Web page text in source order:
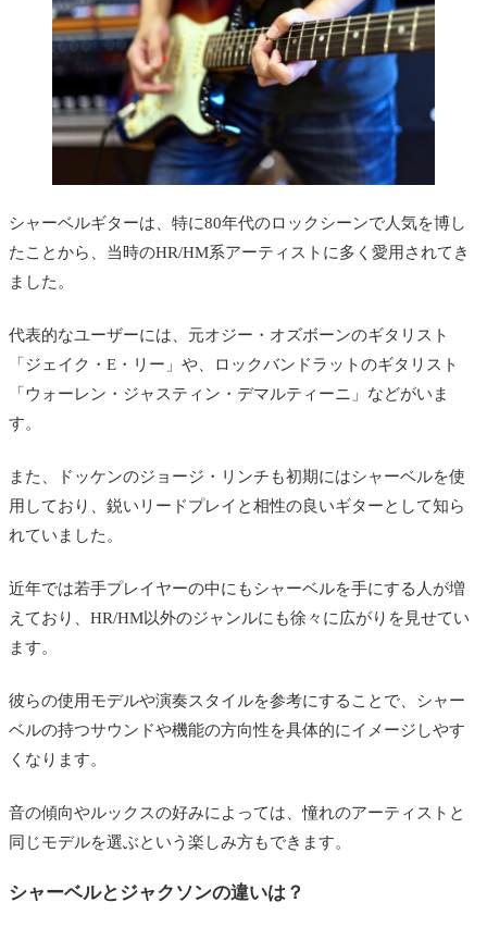
シャーベルギターは、特に80年代のロックシーンで人気を博し
たことから、当時のHR/HM系アーティストに多く愛用されてき
ました。
代表的なユーザーには、元オジー・オズボーンのギタリスト
「ジェイク・E・リー」や、ロックバンドラットのギタリスト
「ウォーレン・ジャスティン・デマルティーニ」などがいま
す。
また、ドッケンのジョージ・リンチも初期にはシャーベルを使
用しており、鋭いリードプレイと相性の良いギターとして知ら
れていました。
近年では若手プレイヤーの中にもシャーベルを手にする人が増
えており、HR/HM以外のジャンルにも徐々に広がりを見せてい
ます。
彼らの使用モデルや演奏スタイルを参考にすることで、シャー
ベルの持つサウンドや機能の方向性を具体的にイメージしやす
くなります。
音の傾向やルックスの好みによっては、憧れのアーティストと
同じモデルを選ぶという楽しみ方もできます。
シャーベルとジャクソンの違いは？